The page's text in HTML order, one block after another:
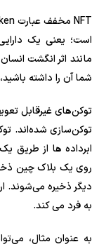
است؛ یعنی یک
مانند اثر انگشت
شما آن را داشته
توکن‌سازی شده‌اند.
ابرداده ها از طریق
روی یک بلاک چین
دیگر ذخیره می‌شوند.
به فرد می کند.
به عنوان مثال،